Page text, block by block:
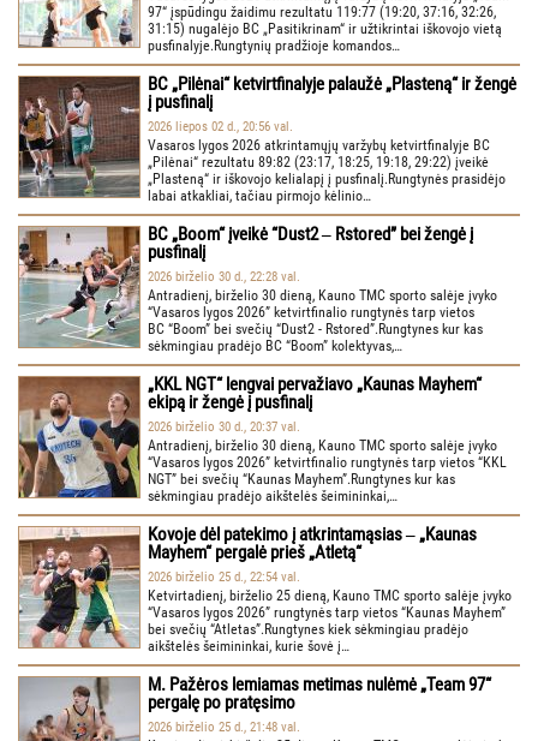
97“ įspūdingu žaidimu rezultatu 119:77 (19:20, 37:16, 32:26,
31:15) nugalėjo BC „Pasitikrinam“ ir užtikrintai iškovojo vietą
pusfinalyje.Rungtynių pradžioje komandos…
BC „Pilėnai“ ketvirtfinalyje palaužė „Plasteną“ ir žengė
į pusfinalį
2026 liepos 02 d., 20:56 val.
Vasaros lygos 2026 atkrintamųjų varžybų ketvirtfinalyje BC
„Pilėnai“ rezultatu 89:82 (23:17, 18:25, 19:18, 29:22) įveikė
„Plasteną“ ir iškovojo kelialapį į pusfinalį.Rungtynės prasidėjo
labai atkakliai, tačiau pirmojo kėlinio…
BC „Boom“ įveikė “Dust2 ‒ Rstored” bei žengė į
pusfinalį
2026 birželio 30 d., 22:28 val.
Antradienį, birželio 30 dieną, Kauno TMC sporto salėje įvyko
“Vasaros lygos 2026” ketvirtfinalio rungtynės tarp vietos
BC “Boom” bei svečių “Dust2 - Rstored”.Rungtynes kur kas
sėkmingiau pradėjo BC “Boom” kolektyvas,…
„KKL NGT“ lengvai pervažiavo „Kaunas Mayhem“
ekipą ir žengė į pusfinalį
2026 birželio 30 d., 20:37 val.
Antradienį, birželio 30 dieną, Kauno TMC sporto salėje įvyko
“Vasaros lygos 2026” ketvirtfinalio rungtynės tarp vietos “KKL
NGT” bei svečių “Kaunas Mayhem”.Rungtynes kur kas
sėkmingiau pradėjo aikštelės šeimininkai,…
Kovoje dėl patekimo į atkrintamąsias ‒ „Kaunas
Mayhem“ pergalė prieš „Atletą“
2026 birželio 25 d., 22:54 val.
Ketvirtadienį, birželio 25 dieną, Kauno TMC sporto salėje įvyko
“Vasaros lygos 2026” rungtynės tarp vietos “Kaunas Mayhem”
bei svečių “Atletas”.Rungtynes kiek sėkmingiau pradėjo
aikštelės šeimininkai, kurie šovė į…
M. Pažėros lemiamas metimas nulėmė „Team 97“
pergalę po pratęsimo
2026 birželio 25 d., 21:48 val.